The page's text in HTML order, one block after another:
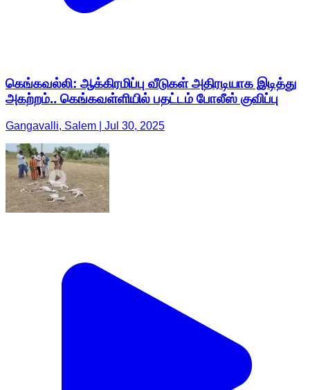
கெங்கவல்லி: ஆக்கிரமிப்பு வீடுகள் அதிரடியாக இடித்து
அகற்றம்.. கெங்கவள்ளியில் பதட்டம் போலீஸ் குவிப்பு
Gangavalli, Salem | Jul 30, 2025